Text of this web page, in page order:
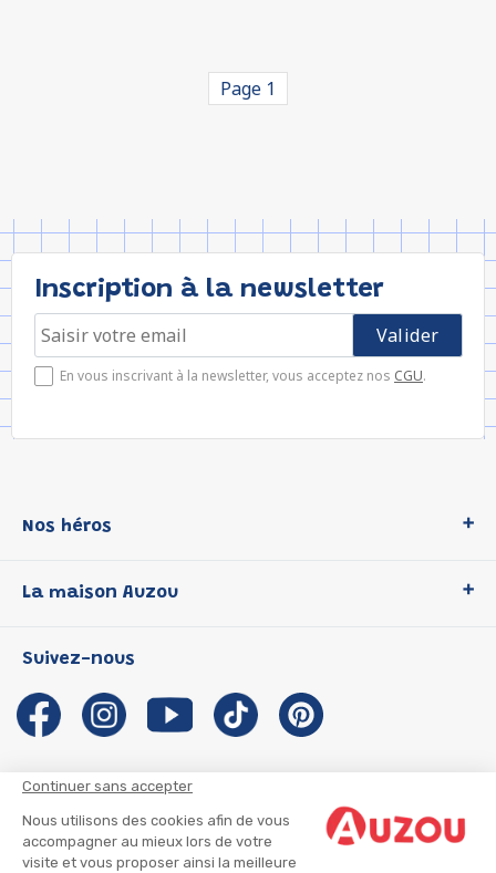
Continuer sans accepter
Nous utilisons des cookies afin de vous
accompagner au mieux lors de votre
visite et vous proposer ainsi la meilleure
Page 1
Inscription à la newsletter
En vous inscrivant à la newsletter, vous acceptez nos CGU.
Nos héros
P'tit Loup
Les Influenceuses
Migali
Petite Taupe
La maison Auzou
Notre histoire
Auzou s'engage
Auteurs et illustrateurs Auzou
Suivre mon colis
Infos consommateur
Suivez-nous
CGU
CGV